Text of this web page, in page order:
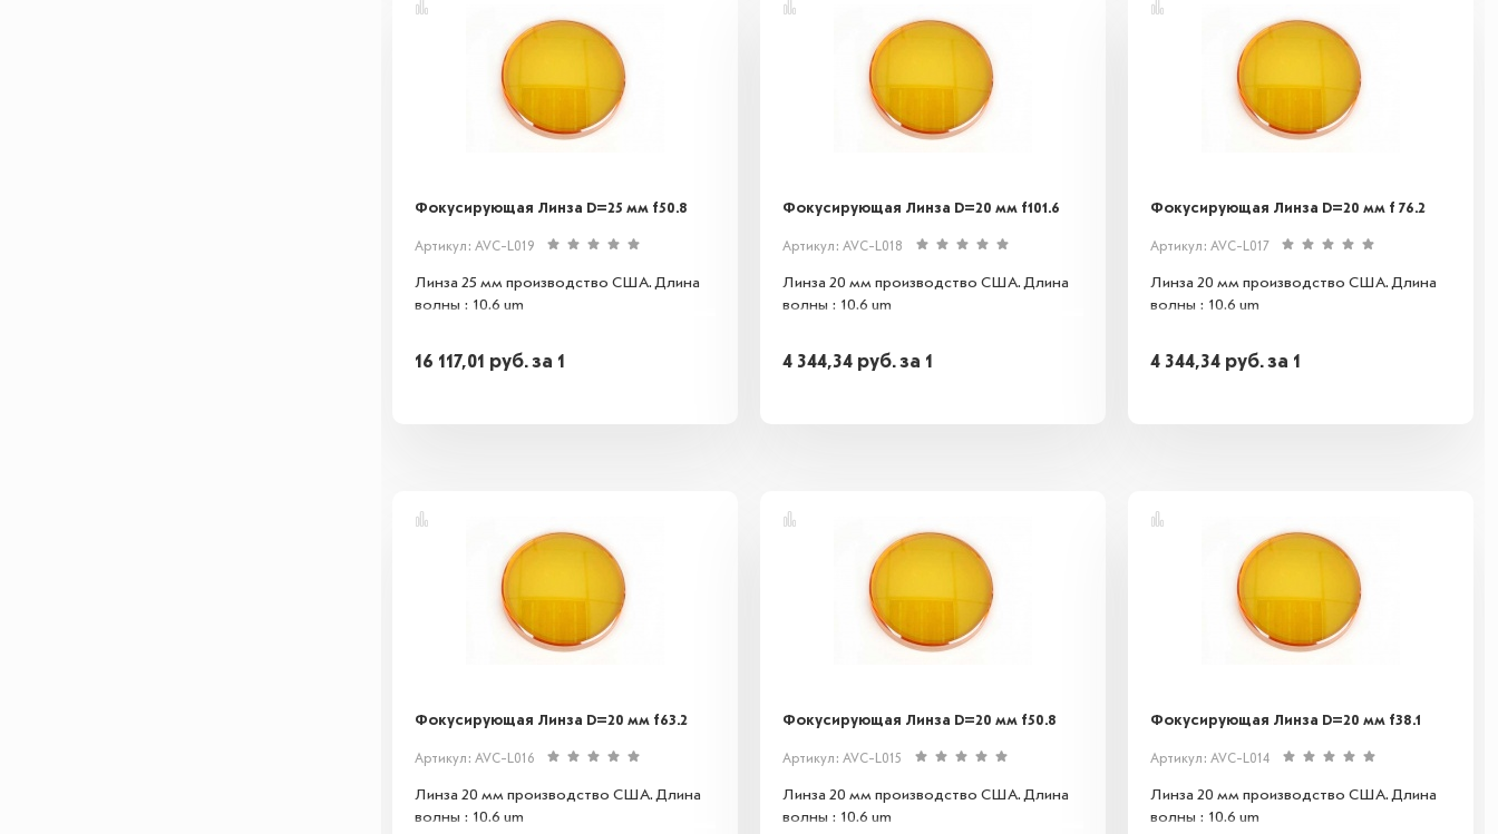
Фокусирующая Линза D=25 мм f50.8
Артикул: AVC-L019
Линза 25 мм производство США. Длина
волны : 10.6 um
16 117,01 руб.за 1
Фокусирующая Линза D=20 мм f101.6
Артикул: AVC-L018
Линза 20 мм производство США. Длина
волны : 10.6 um
4 344,34 руб.за 1
Фокусирующая Линза D=20 мм f 76.2
Артикул: AVC-L017
Линза 20 мм производство США. Длина
волны : 10.6 um
4 344,34 руб.за 1
Фокусирующая Линза D=20 мм f63.2
Артикул: AVC-L016
Линза 20 мм производство США. Длина
волны : 10.6 um
Фокусирующая Линза D=20 мм f50.8
Артикул: AVC-L015
Линза 20 мм производство США. Длина
волны : 10.6 um
Фокусирующая Линза D=20 мм f38.1
Артикул: AVC-L014
Линза 20 мм производство США. Длина
волны : 10.6 um